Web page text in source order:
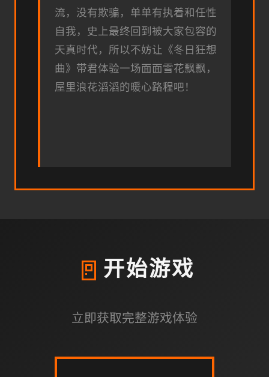
流，没有欺骗，单单有执着和任性
自我，史上最终回到被大家包容的
天真时代，所以不妨让《冬日狂想
曲》带君体验一场​​面面雪花飘飘，
屋里浪花滔滔​​的暖心路程吧！
🚪 开始游戏
立即获取完整游戏体验